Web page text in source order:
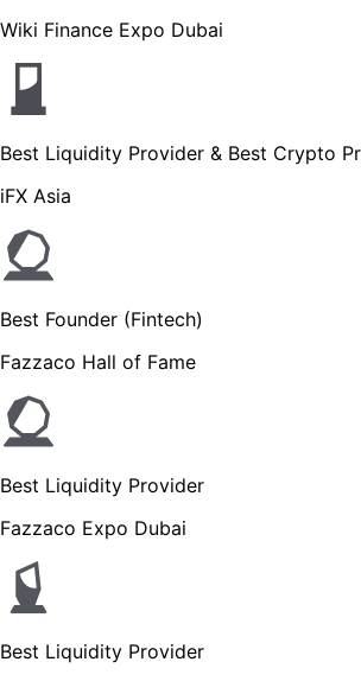
Wiki Finance Expo Dubai
Best Liquidity Provider & Best Crypto
iFX Asia
Best Founder (Fintech)
Fazzaco Hall of Fame
Best Liquidity Provider
Fazzaco Expo Dubai
Best Liquidity Provider